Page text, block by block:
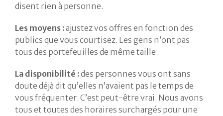
disent rien à personne.
Les moyens :ajustez vos offres en fonction des
publics que vous courtisez. Les gens n’ont pas
tous des portefeuilles de même taille.
La disponibilité :des personnes vous ont sans
doute déjà dit qu’elles n’avaient pas le temps de
vous fréquenter. C’est peut-être vrai. Nous avons
tous et toutes des horaires surchargés pour une